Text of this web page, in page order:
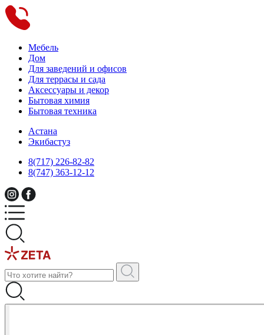
Мебель
Дом
Для заведений и офисов
Для террасы и сада
Аксессуары и декор
Бытовая химия
Бытовая техника
Астана
Экибастуз
8(717) 226-82-82
8(747) 363-12-12